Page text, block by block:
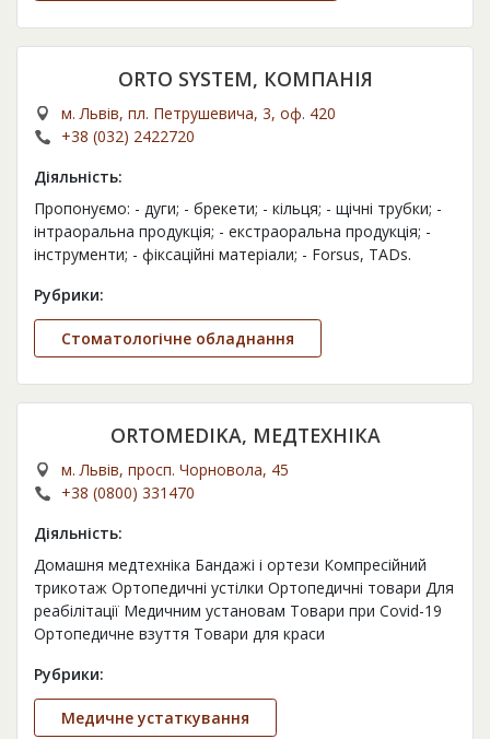
ORTO SYSTEM, КОМПАНІЯ
м. Львів, пл. Петрушевича, 3, оф. 420
+38 (032) 2422720
Діяльність:
Пропонуємо: - дуги; - брекети; - кільця; - щічні трубки; -
інтраоральна продукція; - екстраоральна продукція; -
інструменти; - фіксаційні матеріали; - Forsus, TADs.
Рубрики:
Стоматологічне обладнання
ORTOMEDIKA, МЕДТЕХНІКА
м. Львів, просп. Чорновола, 45
+38 (0800) 331470
Діяльність:
Домашня медтехніка Бандажі і ортези Компресійний
трикотаж Ортопедичні устілки Ортопедичні товари Для
реабілітації Медичним установам Товари при Covid-19
Ортопедичне взуття Товари для краси
Рубрики:
Медичне устаткування